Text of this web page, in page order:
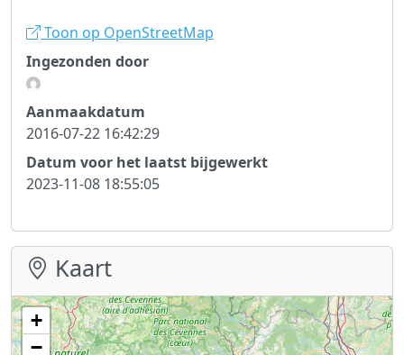
Toon op OpenStreetMap
Ingezonden door
Aanmaakdatum
2016-07-22 16:42:29
Datum voor het laatst bijgewerkt
2023-11-08 18:55:05
Kaart
+
−